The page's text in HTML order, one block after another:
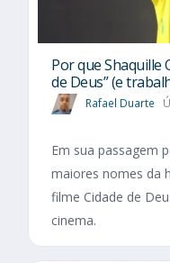
Por que Shaquille
de Deus” (e
Rafael Duarte
Em sua passagem
maiores nomes da
filme Cidade de
cinema.